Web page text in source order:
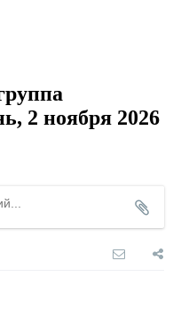
2 ноября 2026